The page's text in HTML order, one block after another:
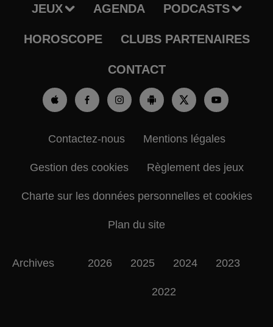
JEUX AGENDA PODCASTS
HOROSCOPE CLUBS PARTENAIRES
CONTACT
Contactez-nous Mentions légales
Gestion des cookies Règlement des jeux
Charte sur les données personnelles et cookies
Plan du site
Archives 2026 2025 2024 2023
2022